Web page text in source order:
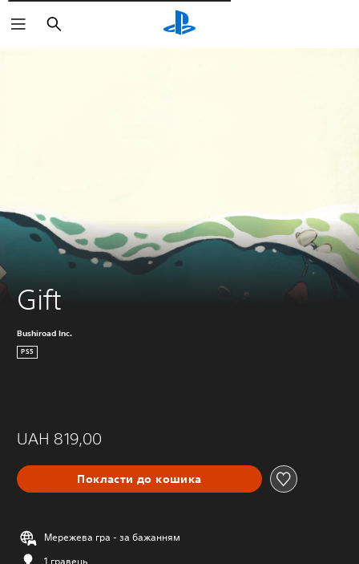
Пошук
Gift
Bushiroad Inc.
PS5
UAH 819,00
Покласти до кошика
Мережева гра - за бажанням
1 гравець